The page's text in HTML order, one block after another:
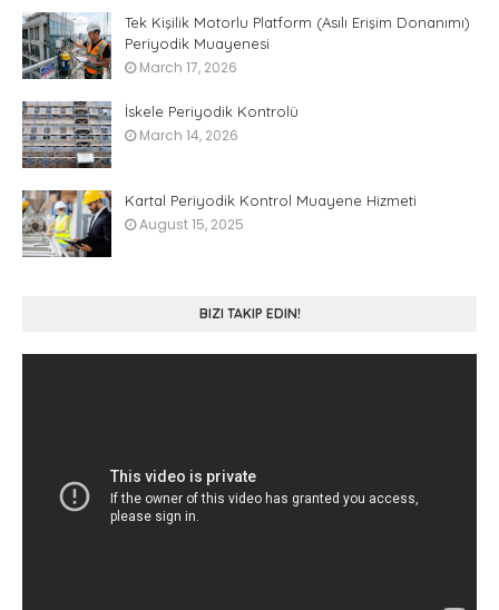
Tek Kişilik Motorlu Platform (Asılı Erişim Donanımı)
Periyodik Muayenesi
March 17, 2026
İskele Periyodik Kontrolü
March 14, 2026
Kartal Periyodik Kontrol Muayene Hizmeti
August 15, 2025
BIZI TAKIP EDIN!